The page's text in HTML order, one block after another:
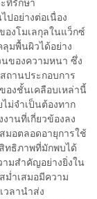
ที่รักษา
ปอย่างต่อเนื่อง
องโมเลกุลในแว็กซ์
มพื้นผิวได้อย่าง
ของความหนา ซึ่ง
านประกอบการ
งชั้นเคลือบเหล่านี้
ม่จำเป็นต้องทาก
านที่เกี่ยวข้องลง
มอตลอดอายุการใช้
ทธิภาพที่มักพบได้
มสำคัญอย่างยิ่งใน
ำเสมอมีความ
ลานำส่ง